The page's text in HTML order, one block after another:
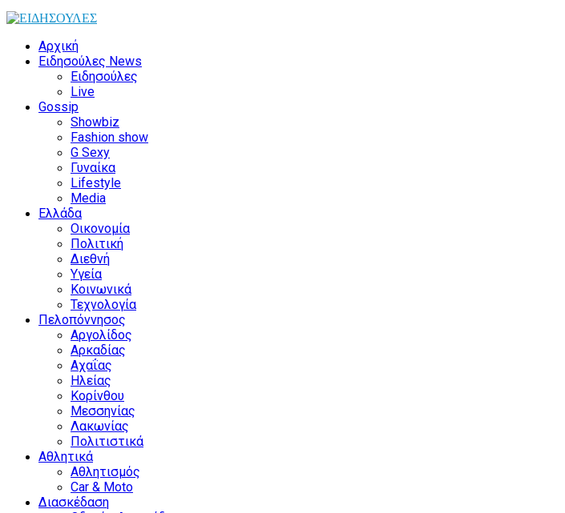
Αρχική
Ειδησούλες News
Ειδησούλες
Live
Gossip
Showbiz
Fashion show
G Sexy
Γυναίκα
Lifestyle
Media
Ελλάδα
Οικονομία
Πολιτική
Διεθνή
Υγεία
Κοινωνικά
Τεχνολογία
Πελοπόννησος
Αργολίδος
Αρκαδίας
Αχαΐας
Ηλείας
Κορίνθου
Μεσσηνίας
Λακωνίας
Πολιτιστικά
Αθλητικά
Αθλητισμός
Car & Moto
Διασκέδαση